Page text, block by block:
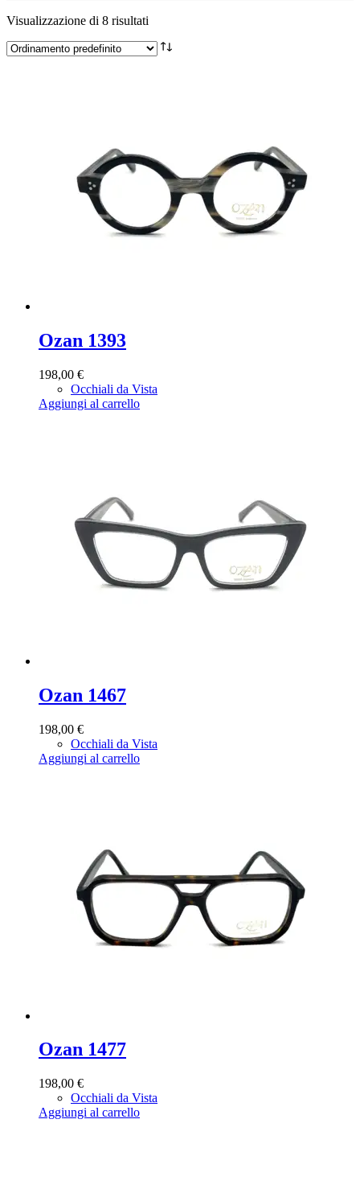
Visualizzazione di 8 risultati
Ozan 1393
198,00 €
Occhiali da Vista
Aggiungi al carrello
Ozan 1467
198,00 €
Occhiali da Vista
Aggiungi al carrello
Ozan 1477
198,00 €
Occhiali da Vista
Aggiungi al carrello